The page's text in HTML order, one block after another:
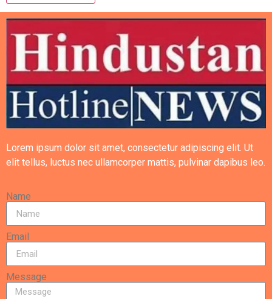
Lorem ipsum dolor sit amet, consectetur adipiscing elit. Ut
elit tellus, luctus nec ullamcorper mattis, pulvinar dapibus leo.
Name
Email
Message